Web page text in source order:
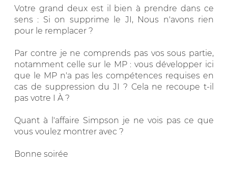
Votre grand deux est il bien à prendre dans ce
sens : Si on supprime le JI, Nous n'avons rien
pour le remplacer ?
Par contre je ne comprends pas vos sous partie,
notamment celle sur le MP : vous développer ici
que le MP n'a pas les compétences requises en
cas de suppression du JI ? Cela ne recoupe t-il
pas votre I À ?
Quant à l'affaire Simpson je ne vois pas ce que
vous voulez montrer avec ?
Bonne soirée